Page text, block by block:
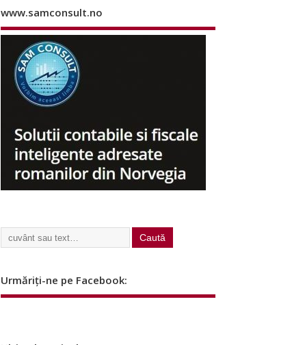
www.samconsult.no
Urmăriți-ne pe Facebook: